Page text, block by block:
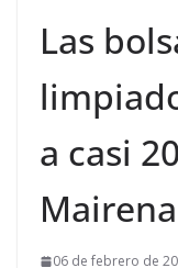
Las
a casi
Mairena
06 de febrero de